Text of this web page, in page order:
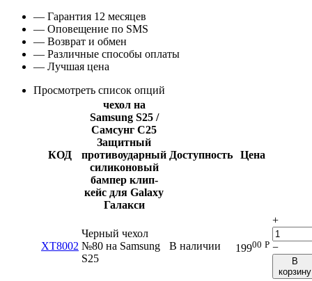
— Гарантия 12 месяцев
— Оповещение по SMS
— Возврат и обмен
— Различные способы оплаты
— Лучшая цена
Просмотреть список опций
КОД
чехол на
Samsung S25 /
Самсунг С25
Защитный
противоударный
силиконовый
бампер клип-
кейс для Galaxy
Галакси
Доступность Цена
XT8002
Черный чехол
№80 на Samsung
S25
В наличии 19900 Р
+
−
В
корзину